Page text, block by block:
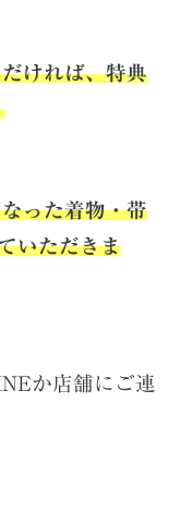
ければ、特典
った着物・帯
いただきま
か店舗にご連